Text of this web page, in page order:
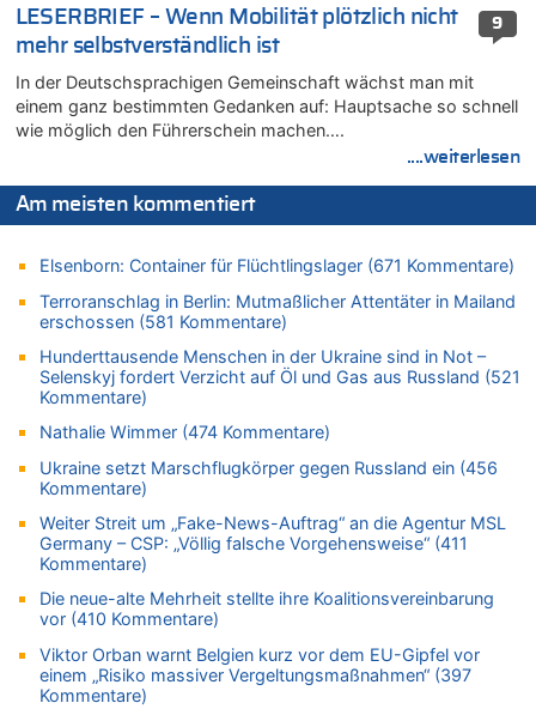
07.08.2026 - 10:05 von Ostbelgien Direkt zu
Soll Belgien Tempolimit auf Autobahnen erhöhen? – In
07.08.2026 - 10:05 von N. A. Klar zu
In Belgien missachten zwei von drei Autofahrern das
Tempolimit in 30er-Zonen – Untersuchung von Vias
Das 44. Tirolerfest in Eupen in Bildern [Fotogalerie]
07.08.2026 - 09:18 von Noppi zu
AS Eupen: „Keiner weiß, wohin die Reise geht…“
Zweite Hitzewelle in diesem Sommer ist jetzt amtlich
07.08.2026 - 01:12 von WK zu
Warum die Waldbrände in Frankreich und Spanien Rekorde
brechen [Fragen & Antworten]
07.08.2026 - 01:03 von Hugo Egon Bernhard von Sinnen zu
07.08.2026 - 00:50 von WK zu
07.08.2026 - 00:06 von 5/11 zu
Mehrere Menschen in Londons City niedergestochen
06.08.2026 - 23:53 von Foto Anneliese zu
Mehrere Menschen in Londons City niedergestochen
06.08.2026 - 23:25 von WK zu
FIFA-Spitze demonstriert Einigkeit trotz Kritik und neuer
Vorwürfe gegen Präsident Gianni Infantino
9
LESERBRIEF – Wenn Mobilität plötzlich nicht
mehr selbstverständlich ist
In der Deutschsprachigen Gemeinschaft wächst man mit
einem ganz bestimmten Gedanken auf: Hauptsache so schnell
wie möglich den Führerschein machen….
....weiterlesen
Am meisten kommentiert
Elsenborn: Container für Flüchtlingslager (671 Kommentare)
Terroranschlag in Berlin: Mutmaßlicher Attentäter in Mailand
erschossen (581 Kommentare)
Hunderttausende Menschen in der Ukraine sind in Not –
Selenskyj fordert Verzicht auf Öl und Gas aus Russland (521
Kommentare)
Nathalie Wimmer (474 Kommentare)
Ukraine setzt Marschflugkörper gegen Russland ein (456
Kommentare)
Weiter Streit um „Fake-News-Auftrag“ an die Agentur MSL
Germany – CSP: „Völlig falsche Vorgehensweise“ (411
Kommentare)
Die neue-alte Mehrheit stellte ihre Koalitionsvereinbarung
vor (410 Kommentare)
Viktor Orban warnt Belgien kurz vor dem EU-Gipfel vor
einem „Risiko massiver Vergeltungsmaßnahmen“ (397
Kommentare)